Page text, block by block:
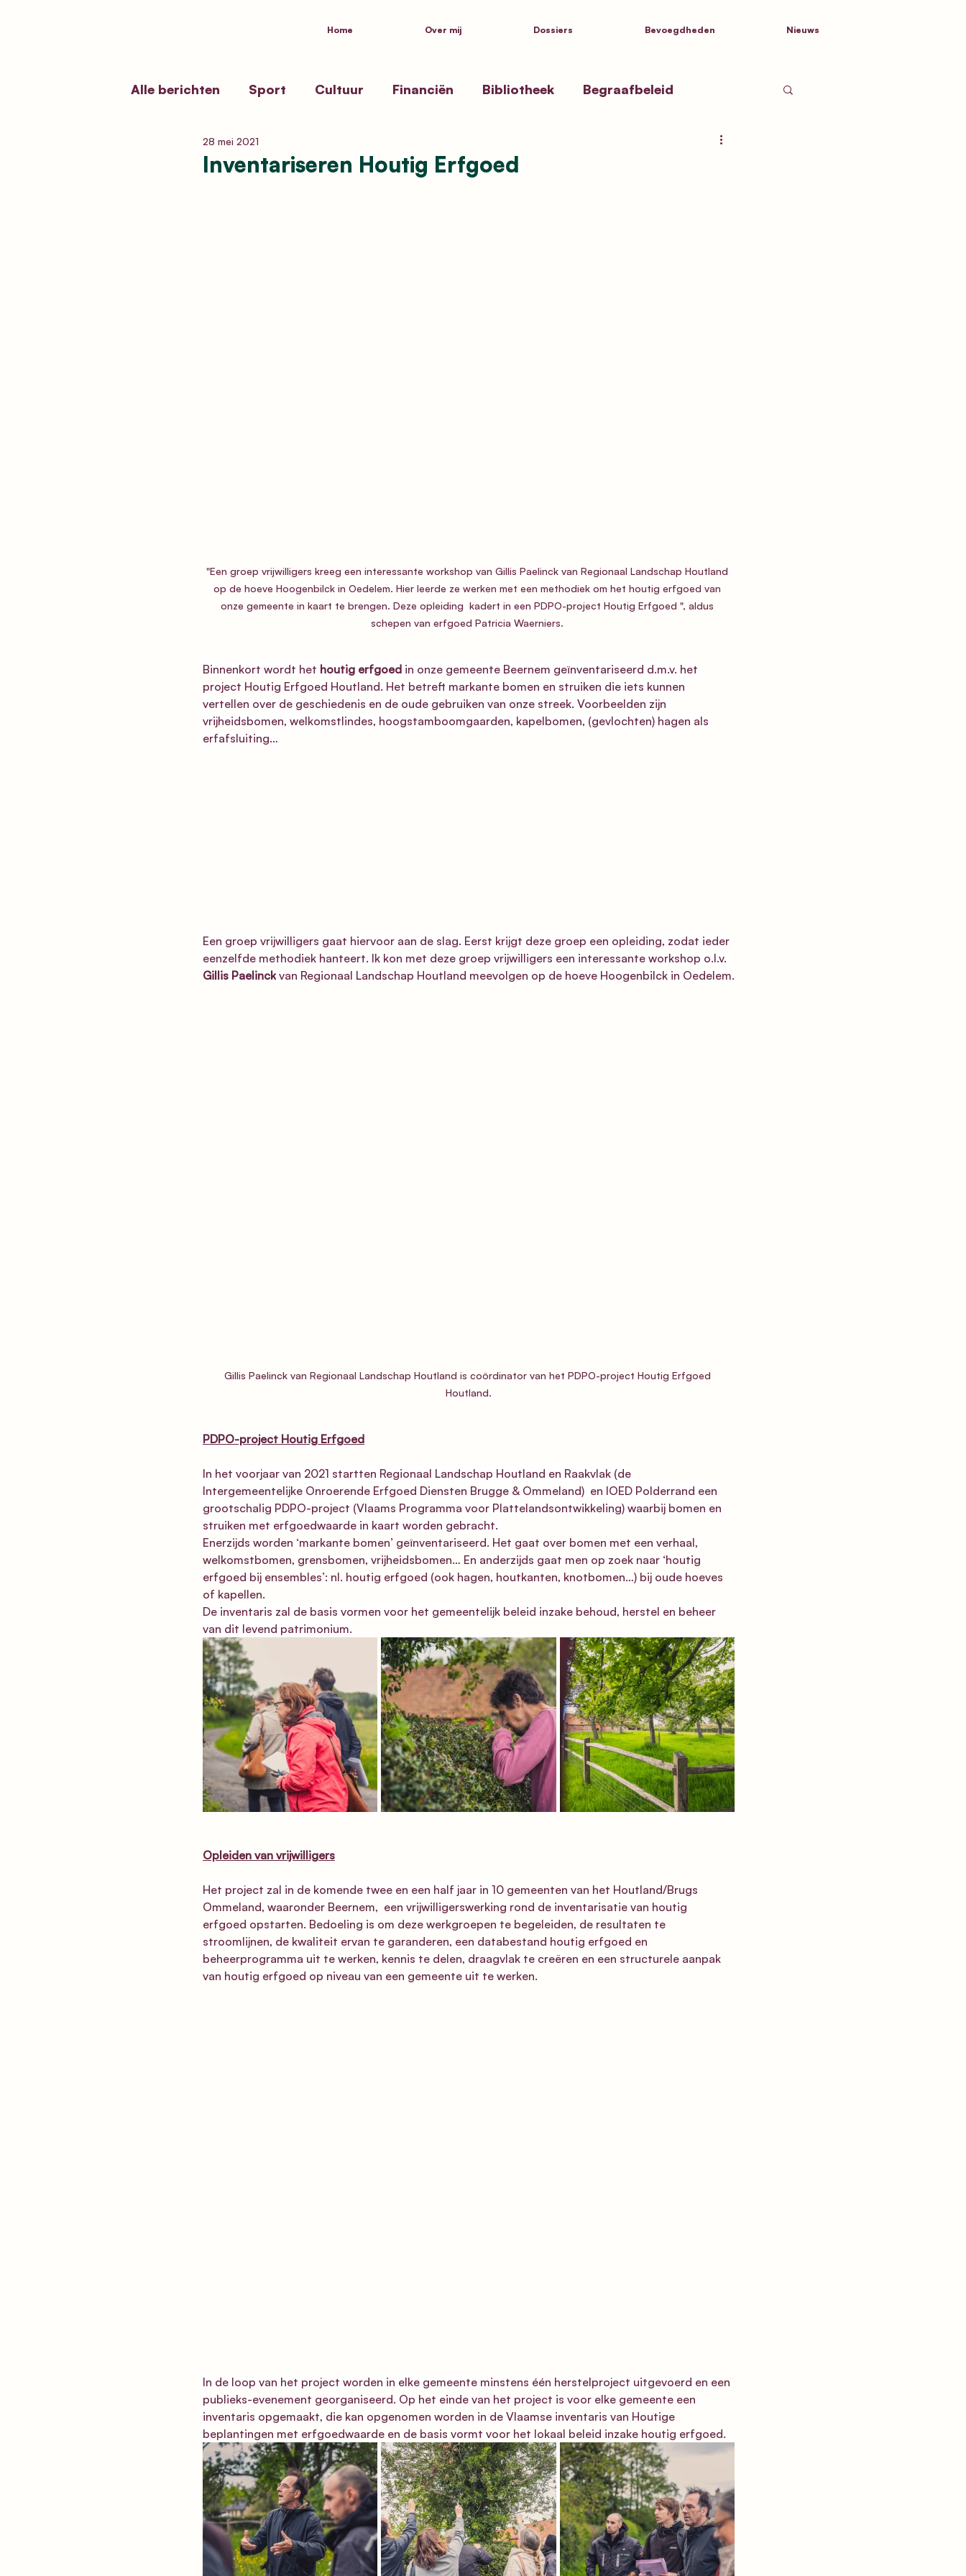
Home Over mij Dossiers Bevoegdheden Nieuws
Alle berichten Sport Cultuur Financiën Bibliotheek Begraafbeleid
Erfgoedbeleid
Inventariseren Houtig Erfgoed
28 mei 2021
"Een groep vrijwilligers kreeg een interessante workshop van Gillis Paelinck van Regionaal Landschap Houtland
op de hoeve Hoogenbilck in Oedelem. Hier leerde ze werken met een methodiek om het houtig erfgoed van
onze gemeente in kaart te brengen. Deze opleiding  kadert in een PDPO-project Houtig Erfgoed ", aldus
schepen van erfgoed Patricia Waerniers.
Binnenkort wordt het houtig erfgoed in onze gemeente Beernem geïnventariseerd d.m.v. het
project Houtig Erfgoed Houtland. Het betreft markante bomen en struiken die iets kunnen
vertellen over de geschiedenis en de oude gebruiken van onze streek. Voorbeelden zijn
vrijheidsbomen, welkomstlindes, hoogstamboomgaarden, kapelbomen, (gevlochten) hagen als
erfafsluiting…
Een groep vrijwilligers gaat hiervoor aan de slag. Eerst krijgt deze groep een opleiding, zodat ieder
eenzelfde methodiek hanteert. Ik kon met deze groep vrijwilligers een interessante workshop o.l.v.
Gillis Paelinck van Regionaal Landschap Houtland meevolgen op de hoeve Hoogenbilck in Oedelem.
Gillis Paelinck van Regionaal Landschap Houtland is coördinator van het PDPO-project Houtig Erfgoed
Houtland.
PDPO-project Houtig Erfgoed
In het voorjaar van 2021 startten Regionaal Landschap Houtland en Raakvlak (de
Intergemeentelijke Onroerende Erfgoed Diensten Brugge & Ommeland)  en IOED Polderrand een
grootschalig PDPO-project (Vlaams Programma voor Plattelandsontwikkeling) waarbij bomen en
struiken met erfgoedwaarde in kaart worden gebracht.
Enerzijds worden ‘markante bomen’ geïnventariseerd. Het gaat over bomen met een verhaal,
welkomstbomen, grensbomen, vrijheidsbomen… En anderzijds gaat men op zoek naar ‘houtig
erfgoed bij ensembles’: nl. houtig erfgoed (ook hagen, houtkanten, knotbomen…) bij oude hoeves
of kapellen.
De inventaris zal de basis vormen voor het gemeentelijk beleid inzake behoud, herstel en beheer
van dit levend patrimonium.
Opleiden van vrijwilligers
Het project zal in de komende twee en een half jaar in 10 gemeenten van het Houtland/Brugs
Ommeland, waaronder Beernem,  een vrijwilligerswerking rond de inventarisatie van houtig
erfgoed opstarten. Bedoeling is om deze werkgroepen te begeleiden, de resultaten te
stroomlijnen, de kwaliteit ervan te garanderen, een databestand houtig erfgoed en
beheerprogramma uit te werken, kennis te delen, draagvlak te creëren en een structurele aanpak
van houtig erfgoed op niveau van een gemeente uit te werken.
In de loop van het project worden in elke gemeente minstens één herstelproject uitgevoerd en een
publieks-evenement georganiseerd. Op het einde van het project is voor elke gemeente een
inventaris opgemaakt, die kan opgenomen worden in de Vlaamse inventaris van Houtige
beplantingen met erfgoedwaarde en de basis vormt voor het lokaal beleid inzake houtig erfgoed.